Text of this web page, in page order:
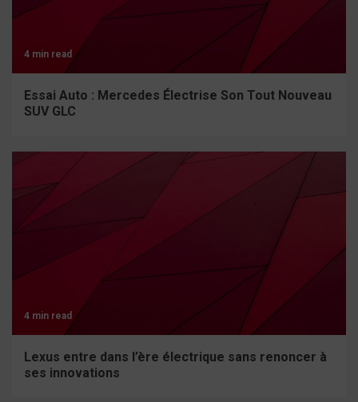
4 min read
Essai Auto : Mercedes Électrise Son Tout Nouveau
SUV GLC
4 min read
Lexus entre dans l’ère électrique sans renoncer à
ses innovations